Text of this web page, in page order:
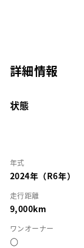
詳細情報
状態
年式
2024年（R6年）
走行距離
9,000km
ワンオーナー
○